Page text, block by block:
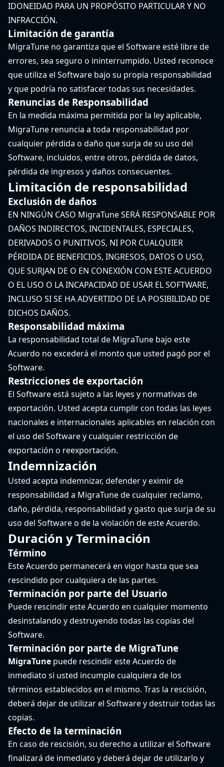
IDONEIDAD PARA UN PROPÓSITO PARTICULAR Y NO
INFRACCIÓN.
Limitación de garantía
MigraTune no garantiza que el Software esté libre de
errores, sea seguro o ininterrumpido. Usted reconoce
que utiliza el Software bajo su propia responsabilidad
y que podría no satisfacer todas sus necesidades.
Renuncias de Responsabilidad
En la medida máxima permitida por la ley aplicable,
MigraTune renuncia a toda responsabilidad por
cualquier pérdida o daño que surja de su uso del
Software, incluidos, entre otros, pérdida de datos,
pérdida de ingresos y daños consecuentes.
Limitación de responsabilidad
Exclusión de daños
EN NINGÚN CASO MigraTune SERÁ RESPONSABLE POR
DAÑOS INDIRECTOS, INCIDENTALES, ESPECIALES,
DERIVADOS O PUNITIVOS, NI POR CUALQUIER
PÉRDIDA DE BENEFICIOS, INGRESOS, DATOS O USO,
QUE SURJAN DE O EN CONEXIÓN CON ESTE ACUERDO
O EL USO O LA INCAPACIDAD DE USAR EL SOFTWARE,
INCLUSO SI SE HA ADVERTIDO DE LA POSIBILIDAD DE
DICHOS DAÑOS.
Responsabilidad máxima
La responsabilidad total de MigraTune bajo este
Acuerdo no excederá el monto que usted pagó por el
Software.
Restricciones de exportación
El Software está sujeto a las leyes y normativas de
exportación. Usted acepta cumplir con todas las leyes
nacionales e internacionales aplicables en relación con
el uso del Software y cualquier restricción de
exportación o reexportación.
Indemnización
Usted acepta indemnizar, defender y eximir de
responsabilidad a MigraTune de cualquier reclamo,
daño, pérdida, responsabilidad y gasto que surja de su
uso del Software o de la violación de este Acuerdo.
Duración y Terminación
Término
Este Acuerdo permanecerá en vigor hasta que sea
rescindido por cualquiera de las partes.
Terminación por parte del Usuario
Puede rescindir este Acuerdo en cualquier momento
desinstalando y destruyendo todas las copias del
Software.
Terminación por parte de MigraTune
MigraTune puede rescindir este Acuerdo de
inmediato si usted incumple cualquiera de los
términos establecidos en el mismo. Tras la rescisión,
deberá dejar de utilizar el Software y destruir todas las
copias.
Efecto de la terminación
En caso de rescisión, su derecho a utilizar el Software
finalizará de inmediato y deberá dejar de utilizarlo y